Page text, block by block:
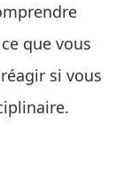
que vous
si vous